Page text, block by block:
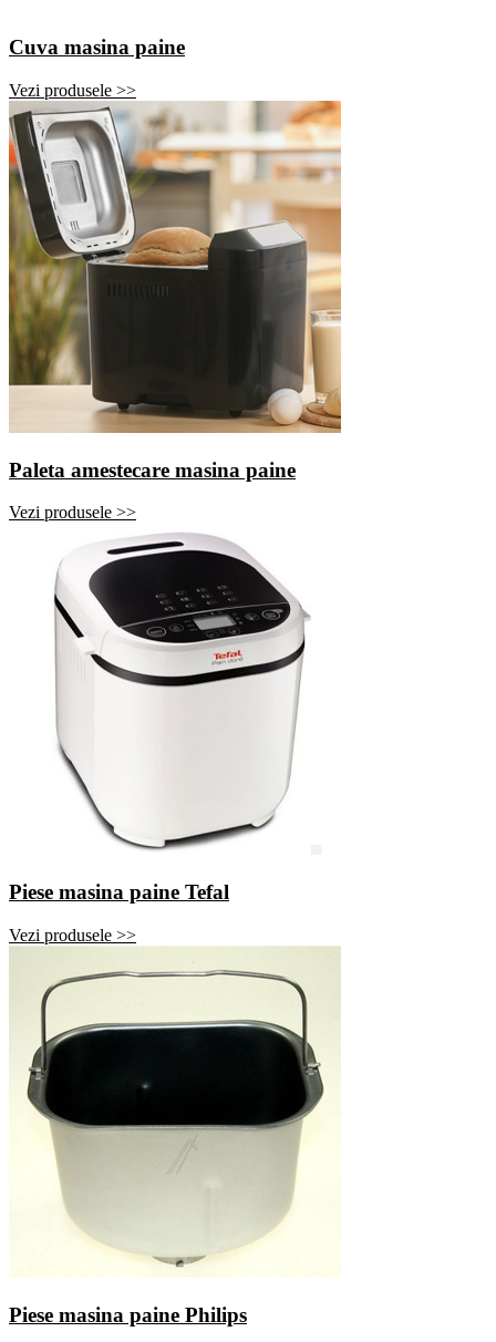
Cuva masina paine
Vezi produsele >>
Paleta amestecare masina paine
Vezi produsele >>
Piese masina paine Tefal
Vezi produsele >>
Piese masina paine Philips